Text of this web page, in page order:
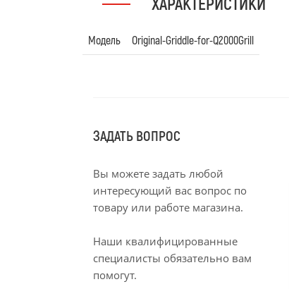
Модель Original-Griddle-for-Q2000Grill
ЗАДАТЬ ВОПРОС
Вы можете задать любой
интересующий вас вопрос по
товару или работе магазина.
Наши квалифицированные
специалисты обязательно вам
помогут.